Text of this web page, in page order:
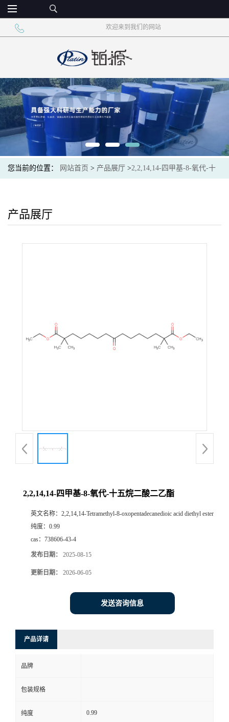
欢迎来到我们的网站
您当前的位置： 网站首页 > 产品展厅 >2,2,14,14-四甲基-8-氧代-十
产品展厅
2,2,14,14-四甲基-8-氧代-十五烷二酸二乙酯
英文名称： 2,2,14,14-Tetramethyl-8-oxopentadecanedioic acid diethyl ester
纯度： 0.99
cas： 738606-43-4
发布日期： 2025-08-15
更新日期： 2026-06-05
发送咨询信息
产品详请
品牌
包装规格
纯度 0.99